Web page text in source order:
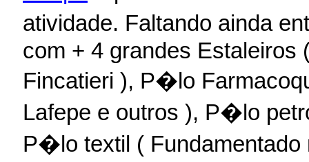
atividade. Faltando ainda
com + 4 grandes Estaleiros
Fincatieri ), P�lo
Lafepe e outros ), P�lo
P�lo textil ( Fundamentado